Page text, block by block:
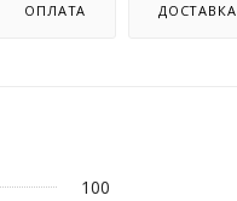
ОПЛАТА ДОСТАВКА
100